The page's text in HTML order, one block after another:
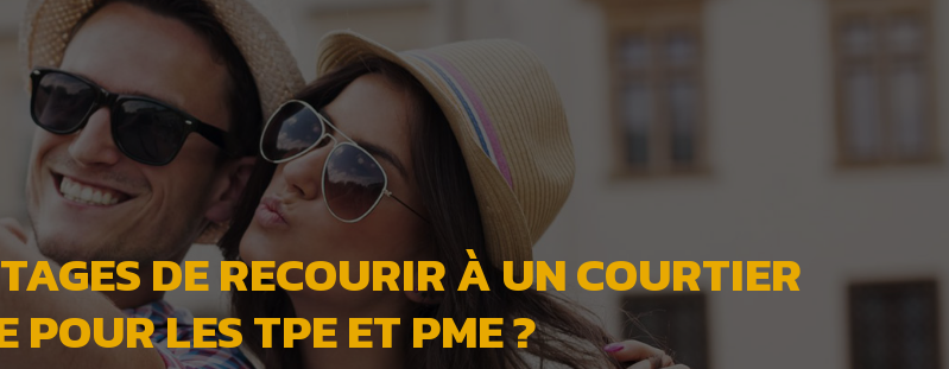
DE RECOURIR À UN COURTIER
POUR LES TPE ET PME ?